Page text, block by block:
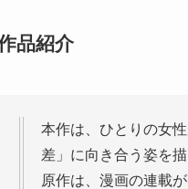
品紹介
本作は、ひとりの女
差」に向き合う姿を
原作は、漫画の連載